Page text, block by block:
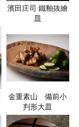
濱田庄司 鐵釉抜繪
皿
金重素山 備前小
判形大皿